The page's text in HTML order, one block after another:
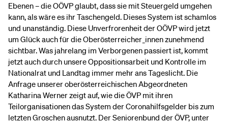
Ebenen – die OÖVP glaubt, dass sie mit Steuergeld umgehen
kann, als wäre es ihr Taschengeld. Dieses System ist schamlos
und unanständig. Diese Unverfrorenheit der OÖVP wird jetzt
um Glück auch für die Oberösterreicher_innen zunehmend
sichtbar. Was jahrelang im Verborgenen passiert ist, kommt
jetzt auch durch unsere Oppositionsarbeit und Kontrolle im
Nationalrat und Landtag immer mehr ans Tageslicht. Die
Anfrage unserer oberösterreichischen Abgeordneten
Katharina Werner zeigt auf, wie die ÖVP mit ihren
Teilorganisationen das System der Coronahilfsgelder bis zum
letzten Groschen ausnutzt. Der Seniorenbund der ÖVP, unter